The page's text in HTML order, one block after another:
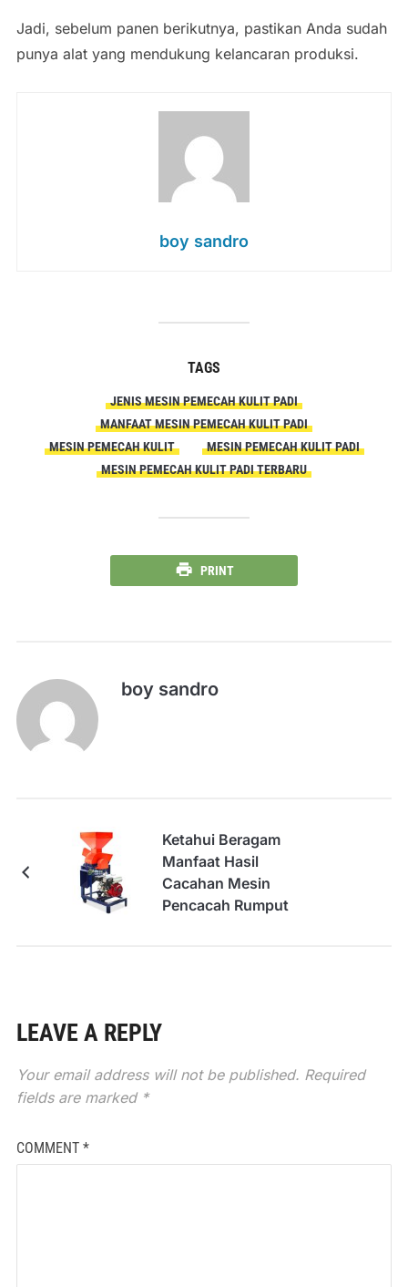
Jadi, sebelum panen berikutnya, pastikan Anda sudah
punya alat yang mendukung kelancaran produksi.
boy sandro
TAGS
JENIS MESIN PEMECAH KULIT PADI
MANFAAT MESIN PEMECAH KULIT PADI
MESIN PEMECAH KULIT
MESIN PEMECAH KULIT PADI
MESIN PEMECAH KULIT PADI TERBARU
PRINT
boy sandro
Ketahui Beragam
Manfaat Hasil
Cacahan Mesin
Pencacah Rumput
LEAVE A REPLY
Your email address will not be published. Required
fields are marked *
COMMENT *